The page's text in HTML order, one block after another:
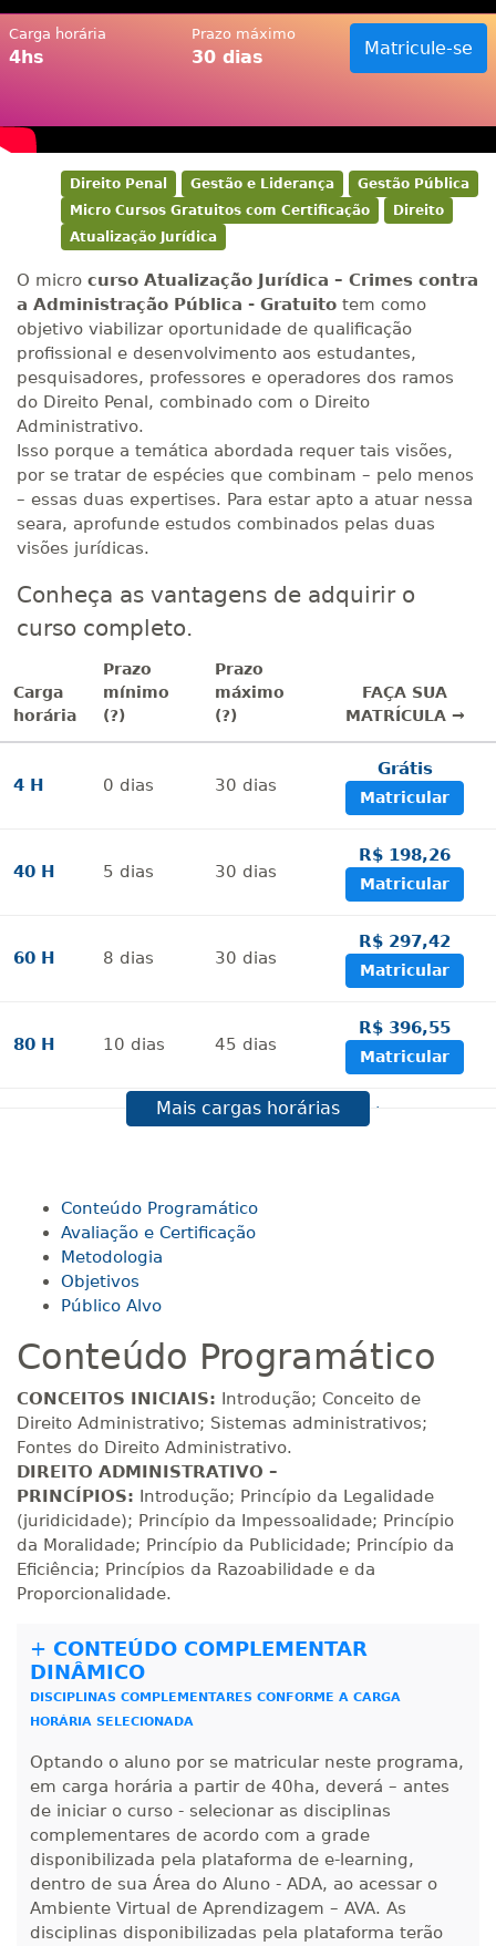
Carga horária
4hs
Prazo máximo
30 dias Matricule-se
Direito Penal Gestão e Liderança
Gestão Pública
Micro Cursos Gratuitos com Certificação
Direito
Atualização Jurídica
O micro curso Atualização Jurídica – Crimes contra
a Administração Pública - Gratuito tem como
objetivo viabilizar oportunidade de qualificação
profissional e desenvolvimento aos estudantes,
pesquisadores, professores e operadores dos ramos
do Direito Penal, combinado com o Direito
Administrativo.
Isso porque a temática abordada requer tais visões,
por se tratar de espécies que combinam – pelo menos
– essas duas expertises. Para estar apto a atuar nessa
seara, aprofunde estudos combinados pelas duas
visões jurídicas.
Conheça as vantagens de adquirir o
curso completo.
Carga
horária
Prazo
mínimo
(?)
Prazo
máximo
(?)
FAÇA SUA
MATRÍCULA →
4 H 0 dias 30 dias
Grátis
Matricular
40 H 5 dias 30 dias
R$ 198,26
Matricular
60 H 8 dias 30 dias
R$ 297,42
Matricular
80 H 10 dias 45 dias
R$ 396,55
Matricular
dias 45dias
R$ 495,69
120 H 15dias 60dias
140 H 18 dias
160 H 20 dias 60 dias
R$ 793,10
Matricular
180 H 23dias 90dias
Matricular
200 H 25dias 90dias
R$ 991,36
Matricular
220 H 28dias 90 dias
Matricular
260 H 33 dias 90dias
R$ 1.288,78
Matricular
280 H 35dias 120dias
R$ 1.387,93
Mais cargas horárias
Conteúdo Programático
Avaliação e Certificação
Metodologia
Objetivos
Público Alvo
Conteúdo Programático
CONCEITOS INICIAIS: Introdução; Conceito de
Direito Administrativo; Sistemas administrativos;
Fontes do Direito Administrativo.
DIREITO ADMINISTRATIVO –
PRINCÍPIOS: Introdução; Princípio da Legalidade
(juridicidade); Princípio da Impessoalidade; Princípio
da Moralidade; Princípio da Publicidade; Princípio da
Eficiência; Princípios da Razoabilidade e da
Proporcionalidade.
+ CONTEÚDO COMPLEMENTAR
DINÂMICO
DISCIPLINAS COMPLEMENTARES CONFORME A CARGA
HORÁRIA SELECIONADA
Optando o aluno por se matricular neste programa,
em carga horária a partir de 40ha, deverá – antes
de iniciar o curso - selecionar as disciplinas
complementares de acordo com a grade
disponibilizada pela plataforma de e-learning,
dentro de sua Área do Aluno - ADA, ao acessar o
Ambiente Virtual de Aprendizagem – AVA. As
disciplinas disponibilizadas pela plataforma terão